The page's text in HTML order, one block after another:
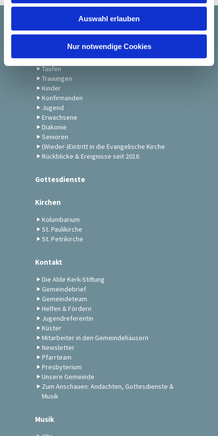
Auswahl erlauben
Nur notwendige Cookies
Startseite
Gemeindeleben
Taufen
Trauungen
Kinder
Konfirmanden
Jugend
Erwachsene
Diakonie
Senioren
(Wieder-)Eintritt in die Evangelische Kirche
Rückblicke & Ereignisse seit 2016
Gottesdienste
Kirchen
Kolumbarium
St. Paulikirche
St. Petrikirche
Kontakt
Die Alde Kerk-Stiftung
Gemeindebrief
Gemeindeteam
Helfen & Fördern
Jugendreferentin
Küster
Mitarbeiter in den Gemeindehäusern
Newsletter
Pfarrteam
Presbyterium
Unsere Gemeinde
Zum Anschauen: Andachten, Gottesdienste &
Musik
Musik